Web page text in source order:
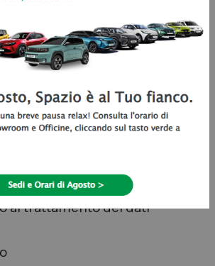
di SPAZIO GROUP S.R.L.:
al trattamento dei dati